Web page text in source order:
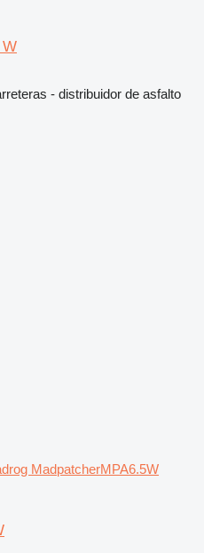
W
- distribuidor de asfalto
MadpatcherMPA6.5W